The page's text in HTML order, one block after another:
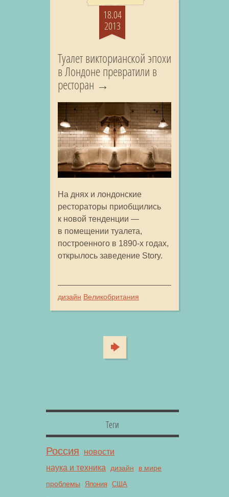
18.04
2013
Туалет викторианской эпохи
в Лондоне превратили в
ресторан
На днях и лондонские
рестораторы приобщились
к новой тенденции —
в помещении туалета,
построенного в 1890-х годах,
открылось заведение Story.
дизайн Великобритания
Теги
Россия
новости
наука и техника
дизайн
в мире
проблемы
Япония США